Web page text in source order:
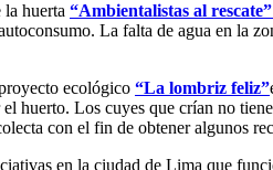
la huerta “Ambientalistas al rescate”
La falta de agua en la
ecológico “La lombriz feliz”
huerto. Los cuyes que crían no
con el fin de obtener algunos
en la ciudad de Lima que